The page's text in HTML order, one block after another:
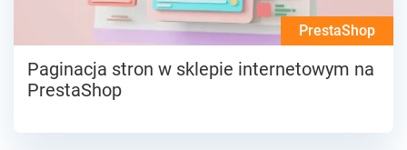
PrestaShop
Paginacja stron w sklepie internetowym na
PrestaShop